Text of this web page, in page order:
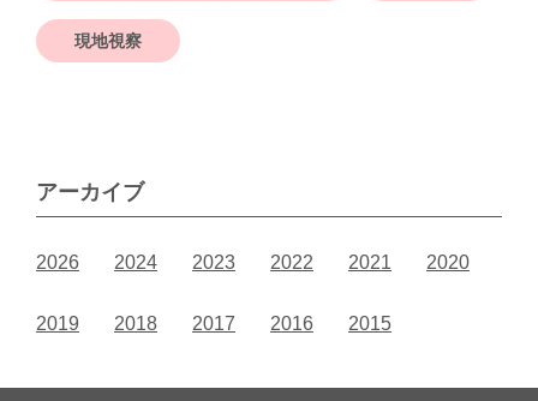
現地視察
アーカイブ
2026 2024 2023 2022 2021 2020
2019 2018 2017 2016 2015